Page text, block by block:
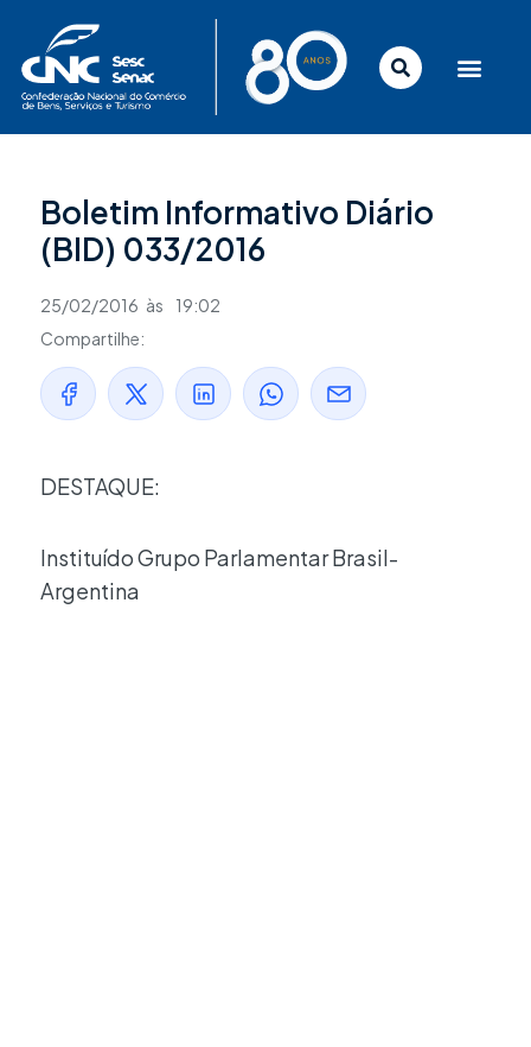
conteúdo
Boletim Informativo Diário
(BID) 033/2016
25/02/2016 às
19:02
Compartilhe:
DESTAQUE:
Instituído Grupo Parlamentar Brasil-
Argentina